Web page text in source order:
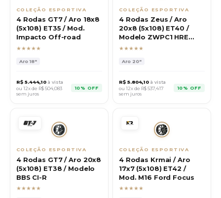
COLEÇÃO ESPORTIVA
4 Rodas GT7 / Aro 18x8
(5x108) ET35 / Mod.
Impacto Off-road
★★★★★
Aro18"
R$ 5.444,10 à vista
ou 12x de R$504,083
sem juros
10% OFF
COLEÇÃO ESPORTIVA
4 Rodas Zeus / Aro
20x8 (5x108) ET40 /
Modelo ZWPC1 HRE
P200
★★★★★
Aro 20"
R$ 5.804,10 à vista
ou 12x de R$537,417
sem juros
10% OFF
COLEÇÃO ESPORTIVA
4 Rodas GT7 / Aro 20x8
(5x108) ET38 / Modelo
BBS CI-R
★★★★★
COLEÇÃO ESPORTIVA
4 Rodas Krmai / Aro
17x7 (5x108) ET42 /
Mod. M16 Ford Focus
★★★★★